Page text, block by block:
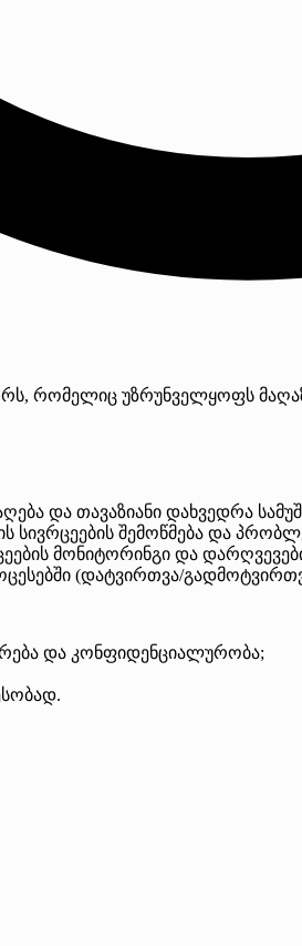
რომელიც უზრუნველყოფს
და თავაზიანი დახვედრა
სივრცეების შემოწმება და
მონიტორინგი და
(დატვირთვა/
და კონფიდენციალურობა;